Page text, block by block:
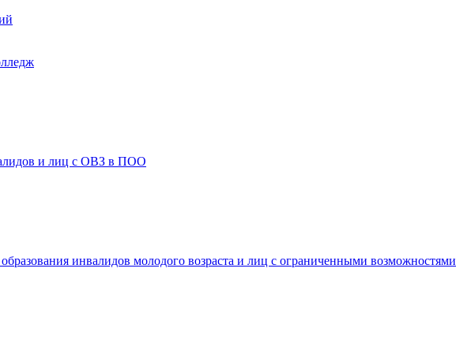
и лиц с ОВЗ в ПОО
инвалидов молодого возраста и лиц с ограниченными возможностями